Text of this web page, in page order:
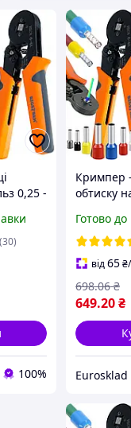
0,25 -
(30)
100%
Кримпер
обтиску
гільз
Готово
від65₴
649.20₴
698.06 ₴
Eurosklad